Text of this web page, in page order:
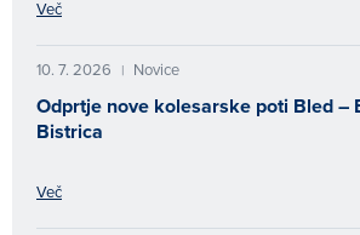
Več
10. 7. 2026 | Novice
Odprtje nove kolesarske poti Bled –
Bistrica
Več